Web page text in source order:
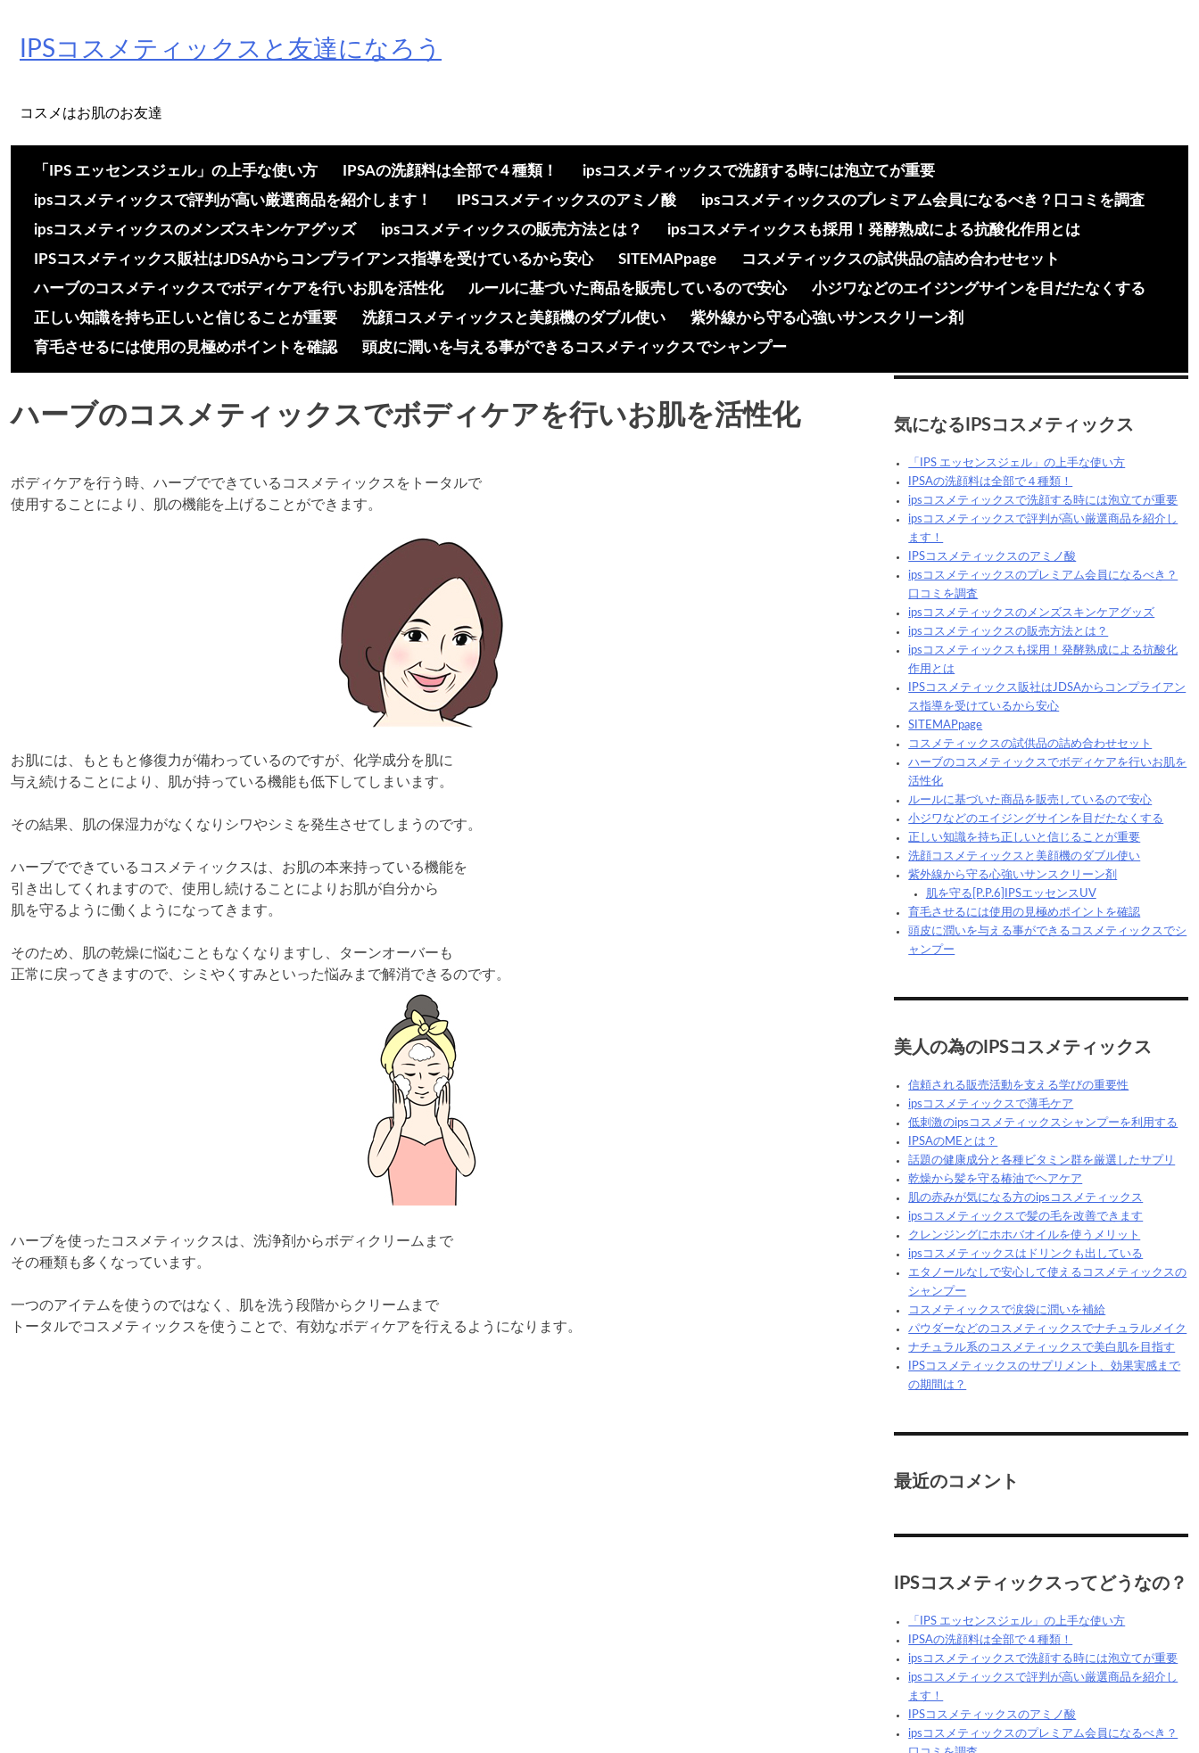
content
IPSコスメティックスと友達になろう
コスメはお肌のお友達
「IPS エッセンスジェル」の上手な使い方 IPSAの洗顔料は全部で４種類！
ipsコスメティックスで洗顔する時には泡立てが重要
ipsコスメティックスで評判が高い厳選商品を紹介します！
IPSコスメティックスのアミノ酸
ipsコスメティックスのプレミアム会員になるべき？口コミを調査
ipsコスメティックスのメンズスキンケアグッズ
ipsコスメティックスの販売方法とは？
ipsコスメティックスも採用！発酵熟成による抗酸化作用とは
IPSコスメティックス販社はJDSAからコンプライアンス指導を受けているから安心
SITEMAPpage
コスメティックスの試供品の詰め合わせセット
ハーブのコスメティックスでボディケアを行いお肌を活性化
ルールに基づいた商品を販売しているので安心
小ジワなどのエイジングサインを目だたなくする
正しい知識を持ち正しいと信じることが重要
洗顔コスメティックスと美顔機のダブル使い
紫外線から守る心強いサンスクリーン剤
育毛させるには使用の見極めポイントを確認
頭皮に潤いを与える事ができるコスメティックスでシャンプー
ハーブのコスメティックスでボディケアを行いお肌を活性化
ボディケアを行う時、ハーブでできているコスメティックスをトータルで
使用することにより、肌の機能を上げることができます。
お肌には、もともと修復力が備わっているのですが、化学成分を肌に
与え続けることにより、肌が持っている機能も低下してしまいます。
その結果、肌の保湿力がなくなりシワやシミを発生させてしまうのです。
ハーブでできているコスメティックスは、お肌の本来持っている機能を
引き出してくれますので、使用し続けることによりお肌が自分から
肌を守るように働くようになってきます。
そのため、肌の乾燥に悩むこともなくなりますし、ターンオーバーも
正常に戻ってきますので、シミやくすみといった悩みまで解消できるのです。
ハーブを使ったコスメティックスは、洗浄剤からボディクリームまで
その種類も多くなっています。
一つのアイテムを使うのではなく、肌を洗う段階からクリームまで
トータルでコスメティックスを使うことで、有効なボディケアを行えるようになります。
気になるIPSコスメティックス
「IPS エッセンスジェル」の上手な使い方
IPSAの洗顔料は全部で４種類！
ipsコスメティックスで洗顔する時には泡立てが重要
ipsコスメティックスで評判が高い厳選商品を紹介し
ます！
IPSコスメティックスのアミノ酸
ipsコスメティックスのプレミアム会員になるべき？
口コミを調査
ipsコスメティックスのメンズスキンケアグッズ
ipsコスメティックスの販売方法とは？
ipsコスメティックスも採用！発酵熟成による抗酸化
作用とは
IPSコスメティックス販社はJDSAからコンプライアン
ス指導を受けているから安心
SITEMAPpage
コスメティックスの試供品の詰め合わせセット
ハーブのコスメティックスでボディケアを行いお肌を
活性化
ルールに基づいた商品を販売しているので安心
小ジワなどのエイジングサインを目だたなくする
正しい知識を持ち正しいと信じることが重要
洗顔コスメティックスと美顔機のダブル使い
紫外線から守る心強いサンスクリーン剤
肌を守る[P.P.6]IPSエッセンスUV
育毛させるには使用の見極めポイントを確認
頭皮に潤いを与える事ができるコスメティックスでシ
ャンプー
美人の為のIPSコスメティックス
信頼される販売活動を支える学びの重要性
ipsコスメティックスで薄毛ケア
低刺激のipsコスメティックスシャンプーを利用する
IPSAのMEとは？
話題の健康成分と各種ビタミン群を厳選したサプリ
乾燥から髪を守る椿油でヘアケア
肌の赤みが気になる方のipsコスメティックス
ipsコスメティックスで髪の毛を改善できます
クレンジングにホホバオイルを使うメリット
ipsコスメティックスはドリンクも出している
エタノールなしで安心して使えるコスメティックスの
シャンプー
コスメティックスで涙袋に潤いを補給
パウダーなどのコスメティックスでナチュラルメイク
ナチュラル系のコスメティックスで美白肌を目指す
IPSコスメティックスのサプリメント、効果実感まで
の期間は？
最近のコメント
IPSコスメティックスってどうなの？
「IPS エッセンスジェル」の上手な使い方
IPSAの洗顔料は全部で４種類！
ipsコスメティックスで洗顔する時には泡立てが重要
ipsコスメティックスで評判が高い厳選商品を紹介し
ます！
IPSコスメティックスのアミノ酸
ipsコスメティックスのプレミアム会員になるべき？